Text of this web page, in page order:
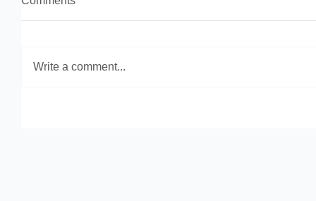
Write a comment...